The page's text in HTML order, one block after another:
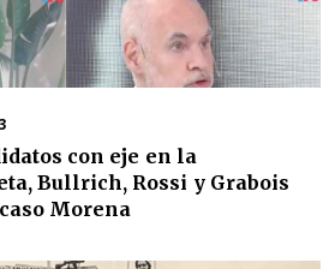
con eje en la
Bullrich, Rossi y Grabois
Morena